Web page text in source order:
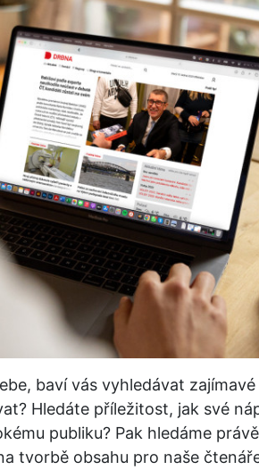
baví vás vyhledávat
Hledáte příležitost, jak své
publiku? Pak hledáme
tvorbě obsahu pro naše